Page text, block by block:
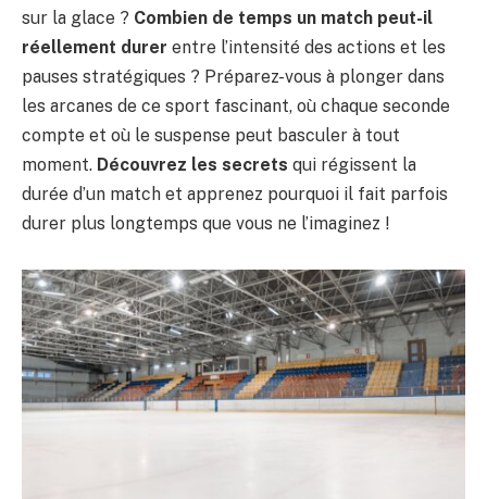
sur la glace ? Combien de temps un match peut-il
réellement durer entre l’intensité des actions et les
pauses stratégiques ? Préparez-vous à plonger dans
les arcanes de ce sport fascinant, où chaque seconde
compte et où le suspense peut basculer à tout
moment. Découvrez les secrets qui régissent la
durée d’un match et apprenez pourquoi il fait parfois
durer plus longtemps que vous ne l’imaginez !